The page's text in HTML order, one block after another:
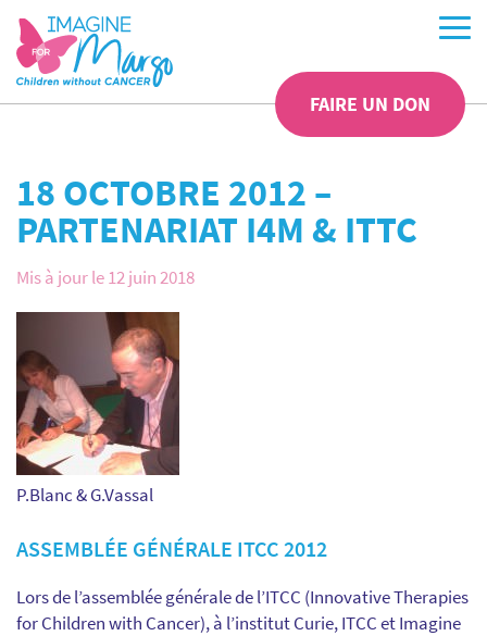
FAIRE UN DON
18 OCTOBRE 2012 –
PARTENARIAT I4M & ITTC
Mis à jour le 12 juin 2018
P.Blanc & G.Vassal
ASSEMBLÉE GÉNÉRALE ITCC 2012
Lors de l’assemblée générale de l’ITCC (Innovative Therapies
for Children with Cancer), à l’institut Curie, ITCC et Imagine